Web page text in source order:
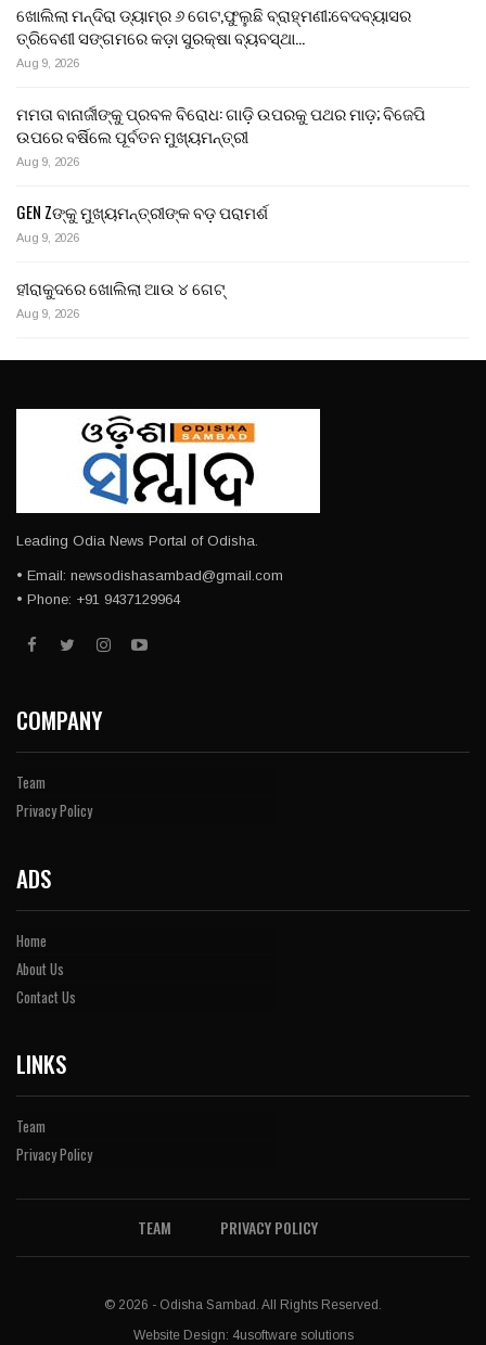
ଖୋଲିଲା ମନ୍ଦିରା ଡ୍ୟାମ୍‌ର ୬ ଗେଟ,ଫୁଲୁଛି ବ୍ରାହ୍ମଣୀ;ବେଦବ୍ୟାସର
ତ୍ରିବେଣୀ ସଙ୍ଗମରେ କଡ଼ା ସୁରକ୍ଷା ବ୍ୟବସ୍ଥା…
Aug 9, 2026
ମମତା ବାନାର୍ଜୀଙ୍କୁ ପ୍ରବଳ ବିରୋଧ: ଗାଡ଼ି ଉପରକୁ ପଥର ମାଡ଼; ବିଜେପି
ଉପରେ ବର୍ଷିଲେ ପୂର୍ବତନ ମୁଖ୍ୟମନ୍ତ୍ରୀ
Aug 9, 2026
GEN Zଙ୍କୁ ମୁଖ୍ୟମନ୍ତ୍ରୀଙ୍କ ବଡ଼ ପରାମର୍ଶ
Aug 9, 2026
ହୀରାକୁଦରେ ଖୋଲିଲା ଆଉ ୪ ଗେଟ୍
Aug 9, 2026
Leading Odia News Portal of Odisha.
• Email: newsodishasambad@gmail.com
• Phone: +91 9437129964
COMPANY
Team
Privacy Policy
ADS
Home
About Us
Contact Us
LINKS
Team
Privacy Policy
TEAM PRIVACY POLICY
© 2026 - Odisha Sambad. All Rights Reserved.
Website Design: 4usoftware solutions